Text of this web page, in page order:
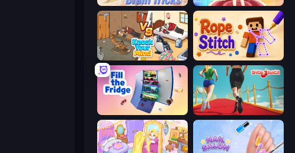
Brain Tricks: Brain Games Royal Glow Princess Makeover
Knock Your Mind Rope Stitch Puzzle
Fill The Fridge Shoe Race